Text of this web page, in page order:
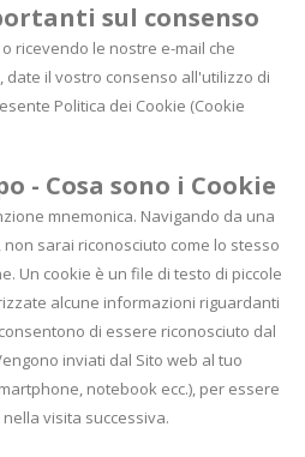
sul consenso
ricevendo le nostre e-mail che
il vostro consenso all'utilizzo di
Politica dei Cookie (Cookie
- Cosa sono i Cookie
mnemonica. Navigando da una
sarai riconosciuto come lo stesso
Un cookie è un file di testo di piccole
alcune informazioni riguardanti
di essere riconosciuto dal
inviati dal Sito web al tuo
notebook ecc.), per essere
visita successiva.